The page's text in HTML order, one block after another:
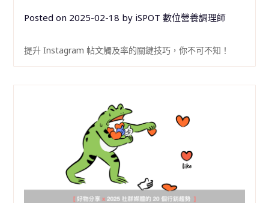
Posted on 2025-02-18 by iSPOT 數位營養調理師
提升 Instagram 帖文觸及率的關鍵技巧，你不可不知！